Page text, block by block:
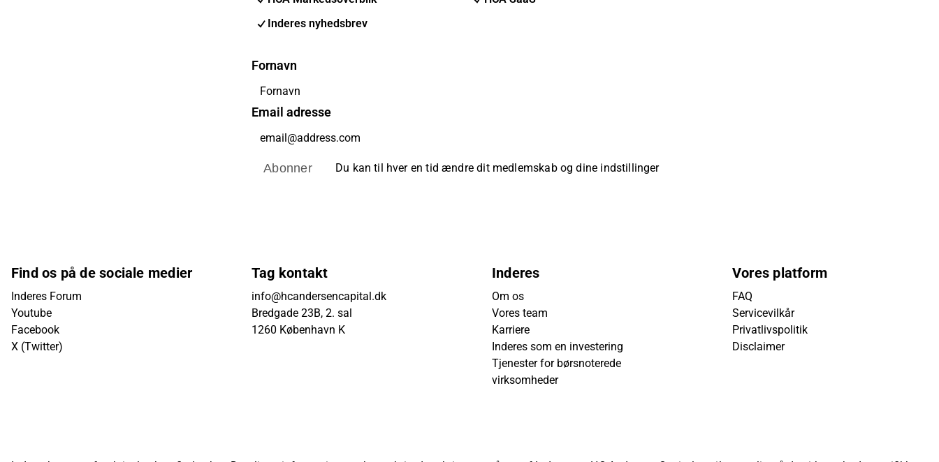
Inderes nyhedsbrev
Fornavn
Email adresse
Abonner Du kan til hver en tid ændre dit medlemskab og dine indstillinger
Find os på de sociale medier
Inderes Forum
Youtube
Facebook
X (Twitter)
Tag kontakt
info@hcandersencapital.dk
Bredgade 23B, 2. sal
1260 København K
Inderes
Om os
Vores team
Karriere
Inderes som en investering
Tjenester for børsnoterede
virksomheder
Vores platform
FAQ
Servicevilkår
Privatlivspolitik
Disclaimer